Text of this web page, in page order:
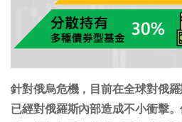
針對俄烏危機，目前在全球對俄
已經對俄羅斯內部造成不小衝擊